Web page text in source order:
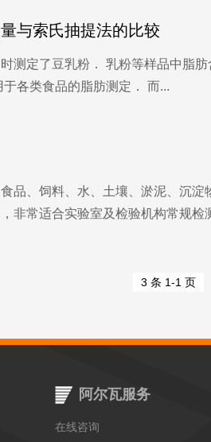
与索氏抽提法的比较
测定了豆乳粉． 乳粉等样品中脂
各类食品的脂肪测定． 而...
品、饲料、水、土壤、淤泥、沉
非常适合实验室及检验机构常规检
3 条 1-1 页
阿尔瓦服务
在线咨询